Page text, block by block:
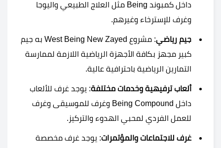
داخل كمبوند Being مثل العلاج الطبيعي واليوجا
وغرف للإسترخاء وغيرهم.
جيم رياضي
: مشروع West Being New Zayed به جيم
كبير مجهز بكافة الأجهزة الرياضية اللازمة لممارسة
التمارين الرياضية باحترافية عالية.
ألعاب ترفيهية وخدمات مختلفة: يوجد غرف للألعاب
داخل Being Compound وغرف للموسيقى وغرف
للعمل الفردي لمحبي الهدوء والتركيز.
غرف للاجتماعات والمؤتمرات: يوجد غرف مخصصة